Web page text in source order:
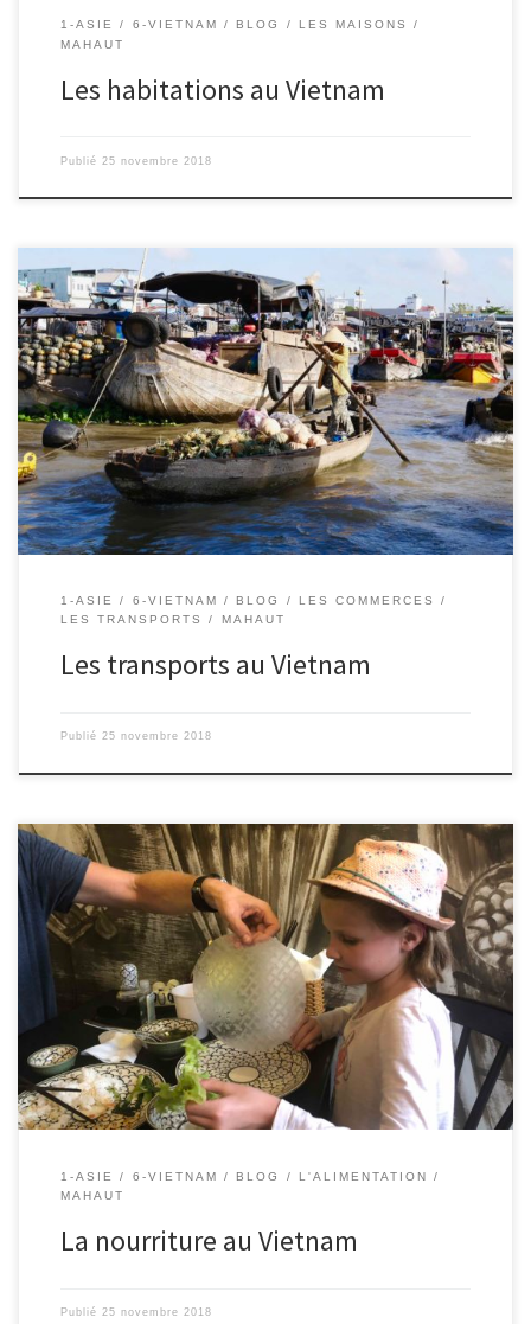
1-ASIE 6-VIETNAM BLOG
LES MAISONS
MAHAUT
Les habitations au Vietnam
Publié 25 novembre 2018
Le 24/11/2018 – Mahaut. Au Vietnam, les gens circulent beaucoup
en motos. Il y a beaucoup plus de voitures qu’il y a 10 ans m’ont dit
mes parents. Dans le delta du Mékong ils circulent en bateaux ou
en barques. Ils font même leur marché en bateau, ça s’appelle
[…]
1-ASIE 6-VIETNAM BLOG
LES COMMERCES
LES TRANSPORTS
MAHAUT
Les transports au Vietnam
Publié 25 novembre 2018
Le 24/11/2018 – Mahaut. Au Vietnam, le plat le plus courant, est la
soupe appelée PHO avec des nouilles et souvent de la viande
dedans. On met aussi du citron pressé, du piment et plein
d’herbes différentes dont de la menthe. C’est parfumé et le
bouillon est très bon. Ils […]
1-ASIE 6-VIETNAM BLOG
L'ALIMENTATION
MAHAUT
La nourriture au Vietnam
Publié 25 novembre 2018